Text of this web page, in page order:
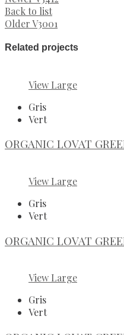
Back to list
OlderV3001
Related projects
View Large
Gris
Vert
ORGANIC LOVAT
View Large
Gris
Vert
ORGANIC LOVAT
View Large
Gris
Vert